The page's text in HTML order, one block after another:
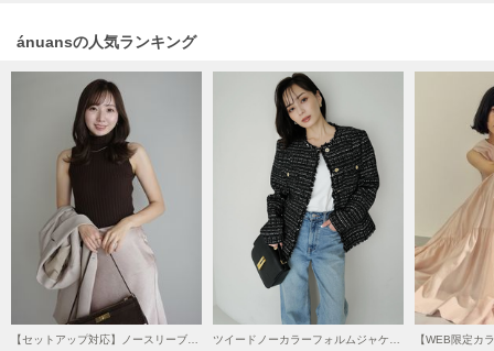
LITTLE UNION TOKYO
リトルユニオン トウキョウ
made of Organics
メイドオブオーガニクス
MICHU COQUETTE
ミチュ コケット
MIESROHE
ミースロエ
miies miim
ミーエスミーム
ánuansの人気ランキング
【セットアップ対応】ノースリーブウールリブニットトップス ツイードノーカラーフォルムジャケット